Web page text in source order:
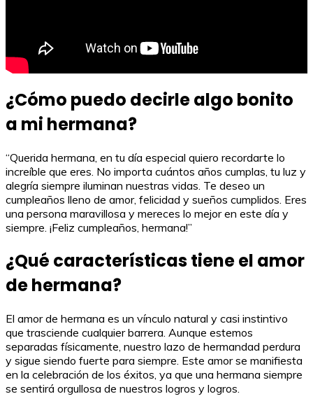
¿Cómo puedo decirle algo bonito
a mi hermana?
“Querida hermana, en tu día especial quiero recordarte lo
increíble que eres. No importa cuántos años cumplas, tu luz y
alegría siempre iluminan nuestras vidas. Te deseo un
cumpleaños lleno de amor, felicidad y sueños cumplidos. Eres
una persona maravillosa y mereces lo mejor en este día y
siempre. ¡Feliz cumpleaños, hermana!”
¿Qué características tiene el amor
de hermana?
El amor de hermana es un vínculo natural y casi instintivo
que trasciende cualquier barrera. Aunque estemos
separadas físicamente, nuestro lazo de hermandad perdura
y sigue siendo fuerte para siempre. Este amor se manifiesta
en la celebración de los éxitos, ya que una hermana siempre
se sentirá orgullosa de nuestros logros y logros.